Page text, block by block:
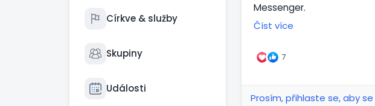
Církve & služby
Skupiny
Události
Messenger.
Ve stejném časovém
Číst více
7
Prosím, přihlaste se, aby